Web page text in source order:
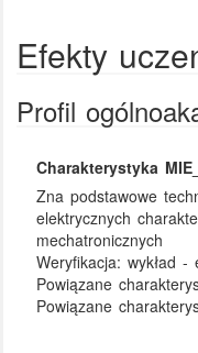
Efekty
Profil
Charakterystyka
Zna podstawowe
elektrycznych
mechatronicznych
Weryfikacja:wykład -
Powiązane
Powiązane